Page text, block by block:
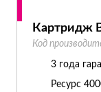
Картридж
Код
3 года
Ресурс